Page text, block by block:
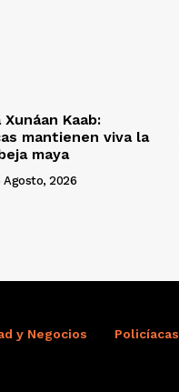
Kaab:
mantienen viva la
maya
Agosto, 2026
y Negocios Policíacas